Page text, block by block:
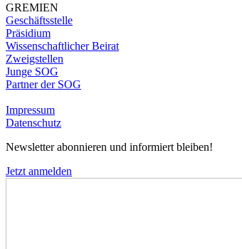
GREMIEN
Geschäftsstelle
Präsidium
Wissenschaftlicher Beirat
Zweigstellen
Junge SOG
Partner der SOG
Impressum
Datenschutz
Newsletter abonnieren und informiert bleiben!
Jetzt anmelden